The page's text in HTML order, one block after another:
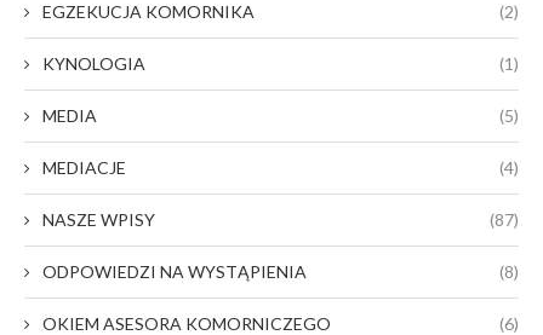
EGZEKUCJA KOMORNIKA (2)
KYNOLOGIA (1)
MEDIA (5)
MEDIACJE (4)
NASZE WPISY (87)
ODPOWIEDZI NA WYSTĄPIENIA (8)
OKIEM ASESORA KOMORNICZEGO (6)